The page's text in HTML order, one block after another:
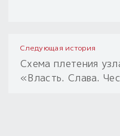
Следующая история
Схема плетения
«Власть. Слава.